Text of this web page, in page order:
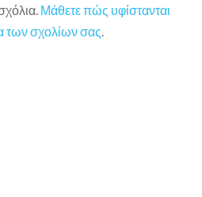
Μάθετε πώς υφίστανται
των σχολίων σας.